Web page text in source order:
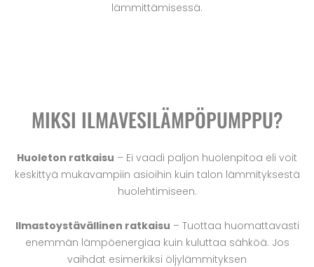
lämmittämisessä.
MIKSI ILMAVESILÄMPÖPUMPPU?
Huoleton ratkaisu – Ei vaadi paljon huolenpitoa eli voit
keskittyä mukavampiin asioihin kuin talon lämmityksestä
huolehtimiseen.
Ilmastoystävällinen ratkaisu – Tuottaa huomattavasti
enemmän lämpöenergiaa kuin kuluttaa sähköä. Jos
vaihdat esimerkiksi öljylämmityksen